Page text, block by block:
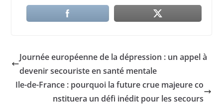
Journée européenne de la dépression : un appel à
devenir secouriste en santé mentale
Ile-de-France : pourquoi la future crue majeure co
nstituera un défi inédit pour les secours